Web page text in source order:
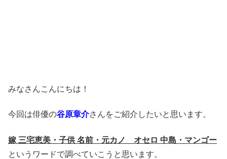
みなさんこんにちは！
今回は俳優の谷原章介さんをご紹介したいと思います。
嫁 三宅恵美・子供 名前・元カノ オセロ 中島・マンゴー
というワードで調べていこうと思います。